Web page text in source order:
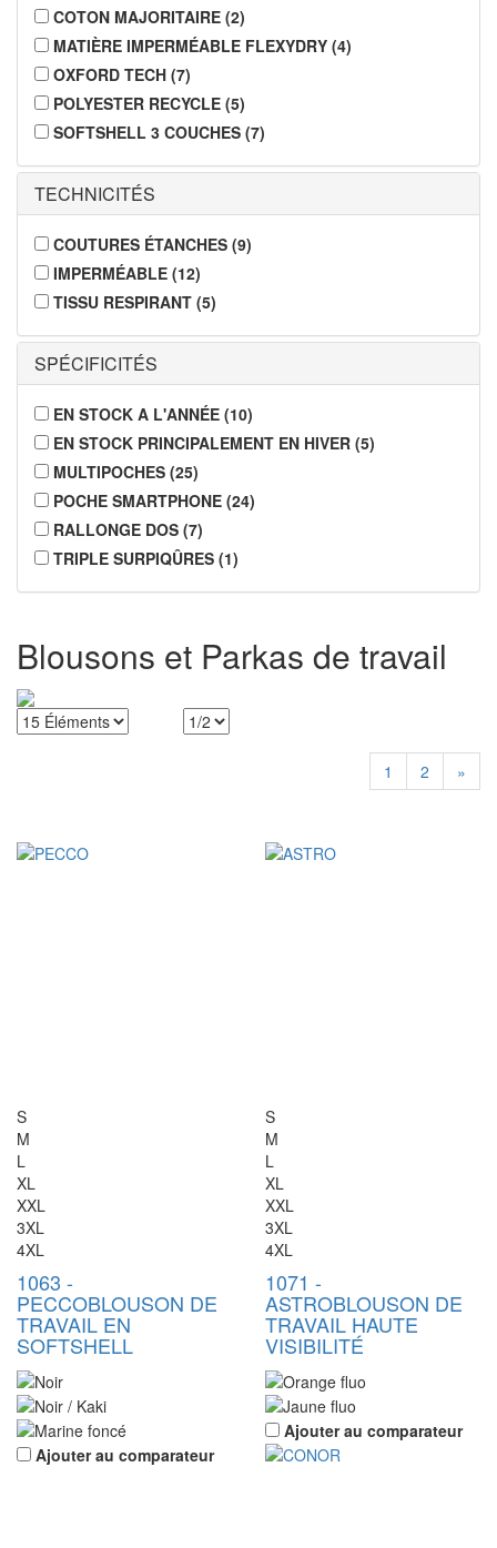
COTON MAJORITAIRE (2)
MATIÈRE IMPERMÉABLE FLEXYDRY (4)
OXFORD TECH (7)
POLYESTER RECYCLE (5)
SOFTSHELL 3 COUCHES (7)
TECHNICITÉS
COUTURES ÉTANCHES (9)
IMPERMÉABLE (12)
TISSU RESPIRANT (5)
SPÉCIFICITÉS
EN STOCK A L'ANNÉE (10)
EN STOCK PRINCIPALEMENT EN HIVER (5)
MULTIPOCHES (25)
POCHE SMARTPHONE (24)
RALLONGE DOS (7)
TRIPLE SURPIQÛRES (1)
Blousons et Parkas de travail
1 2 »
S
M
L
XL
XXL
3XL
4XL
1063 -
PECCOBLOUSON DE
TRAVAIL EN
SOFTSHELL
Ajouter au comparateur
S
M
L
XL
XXL
3XL
4XL
1071 -
ASTROBLOUSON DE
TRAVAIL HAUTE
VISIBILITÉ
Ajouter au comparateur